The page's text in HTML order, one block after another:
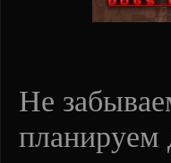
Не
планируем